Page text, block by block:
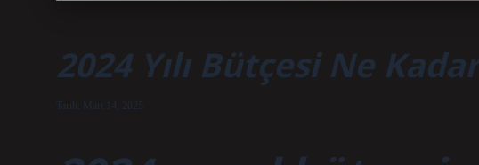
2024 Yılı Bütçesi Ne Kadar
Tarih: Mart 14, 2025